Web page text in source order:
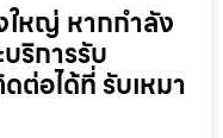
ใหญ่ หากกำลัง
ริการรับ
ต่อได้ที่ รับเหมา